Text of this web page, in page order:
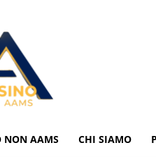
NON AAMS CHI SIAMO